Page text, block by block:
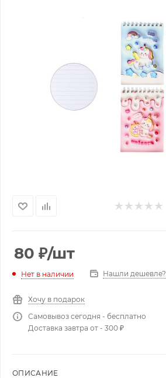
80 ₽/шт
Нет в наличии Нашли дешевле?
Хочу в подарок
Самовывоз сегодня - бесплатно
Доставка завтра от - 300 ₽
ОПИСАНИЕ